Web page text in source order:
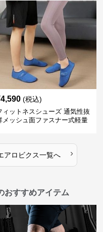
4,590 (税込)
ィットネスシューズ 通気性抜
メッシュ面ファスナー式軽量
アロビクス一覧へ ›
おすすめアイテム